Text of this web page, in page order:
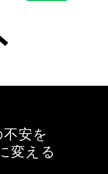
安を
変える